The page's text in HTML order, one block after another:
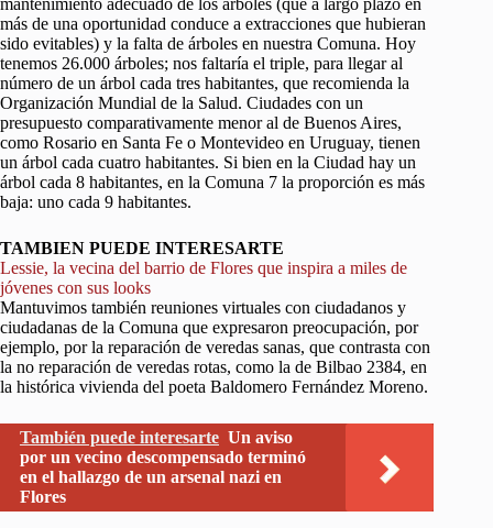
mantenimiento adecuado de los árboles (que a largo plazo en
más de una oportunidad conduce a extracciones que hubieran
sido evitables) y la falta de árboles en nuestra Comuna. Hoy
tenemos 26.000 árboles; nos faltaría el triple, para llegar al
número de un árbol cada tres habitantes, que recomienda la
Organización Mundial de la Salud. Ciudades con un
presupuesto comparativamente menor al de Buenos Aires,
como Rosario en Santa Fe o Montevideo en Uruguay, tienen
un árbol cada cuatro habitantes. Si bien en la Ciudad hay un
árbol cada 8 habitantes, en la Comuna 7 la proporción es más
baja: uno cada 9 habitantes.
TAMBIEN PUEDE INTERESARTE
Lessie, la vecina del barrio de Flores que inspira a miles de
jóvenes con sus looks
Mantuvimos también reuniones virtuales con ciudadanos y
ciudadanas de la Comuna que expresaron preocupación, por
ejemplo, por la reparación de veredas sanas, que contrasta con
la no reparación de veredas rotas, como la de Bilbao 2384, en
la histórica vivienda del poeta Baldomero Fernández Moreno.
También puede interesarte Un aviso
por un vecino descompensado terminó
en el hallazgo de un arsenal nazi en
Flores